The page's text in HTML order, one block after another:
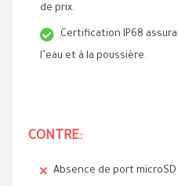
de prix.
Certification IP68
l’eau et à la poussière.
CONTRE:
Absence de port